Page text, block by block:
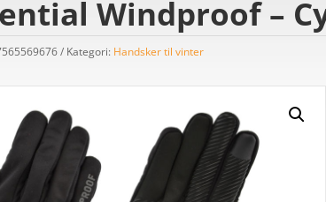
Windproof –
Kategori: Handsker til vinter